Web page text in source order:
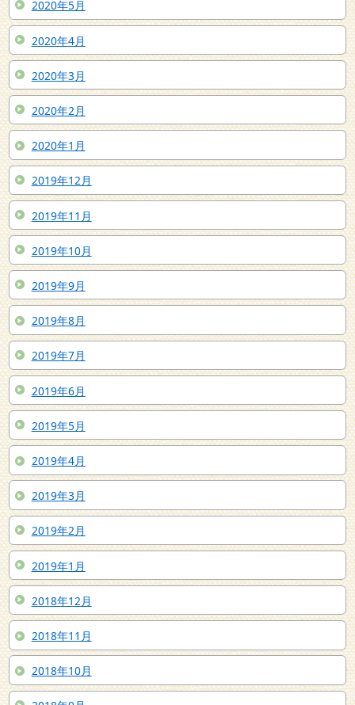
2020年5月
2020年4月
2020年3月
2020年2月
2020年1月
2019年12月
2019年11月
2019年10月
2019年9月
2019年8月
2019年7月
2019年6月
2019年5月
2019年4月
2019年3月
2019年2月
2019年1月
2018年12月
2018年11月
2018年10月